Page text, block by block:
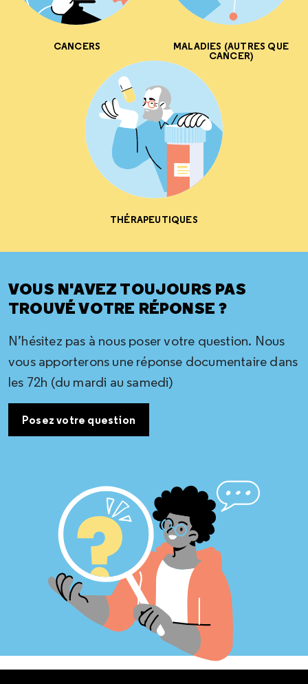
CANCERS MALADIES (AUTRES QUE
CANCER)
THÉRAPEUTIQUES
VOUS N'AVEZ TOUJOURS PAS
TROUVÉ VOTRE RÉPONSE ?
N’hésitez pas à nous poser votre question. Nous
vous apporterons une réponse documentaire dans
les 72h (du mardi au samedi)
Posez votre question